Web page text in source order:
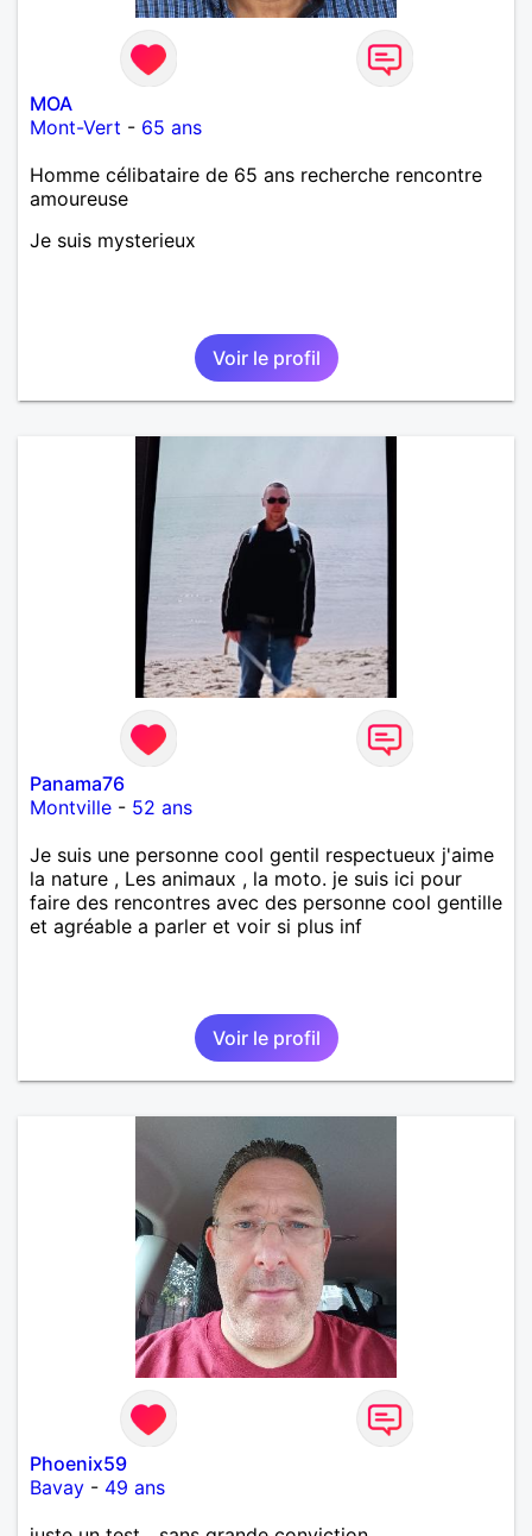
MOA
Mont-Vert - 65 ans
Homme célibataire de 65 ans recherche rencontre
amoureuse
Je suis mysterieux
Voir le profil
Panama76
Montville - 52 ans
Je suis une personne cool gentil respectueux j'aime
la nature , Les animaux , la moto. je suis ici pour
faire des rencontres avec des personne cool gentille
et agréable a parler et voir si plus inf
Voir le profil
Phoenix59
Bavay - 49 ans